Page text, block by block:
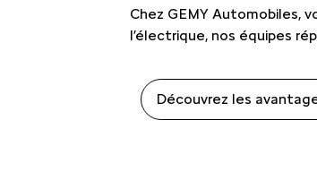
Chez GEMY Automobiles,
l’électrique, nos équipes
Découvrez les